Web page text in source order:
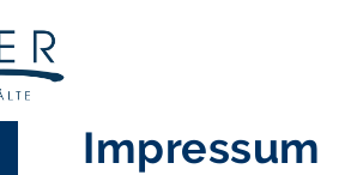
Impressum